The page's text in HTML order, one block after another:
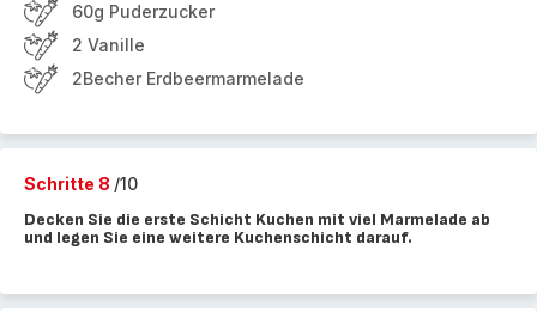
60g Puderzucker
2 Vanille
2Becher Erdbeermarmelade
Schritte 8 /10
Decken Sie die erste Schicht Kuchen mit viel Marmelade ab
und legen Sie eine weitere Kuchenschicht darauf.